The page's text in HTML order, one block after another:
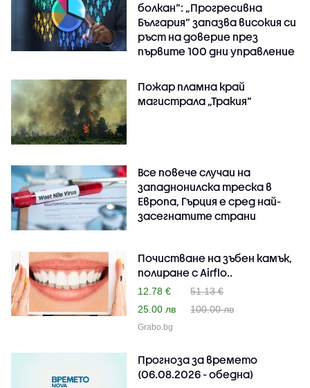
болкан“: „Прогресивна
България“ запазва високия си
ръст на доверие през
първите 100 дни управление
Пожар пламна край
магистрала „Тракия“
Все повече случаи на
западнонилска треска в
Европа, Гърция е сред най-
засегнатите страни
Почистване на зъбен камък,
полиране с Airflo..
12.78 €
51.13 €
25.00 лв
100.00 лв
Grabo.bg
Прогноза за времето
(06.08.2026 - обедна)